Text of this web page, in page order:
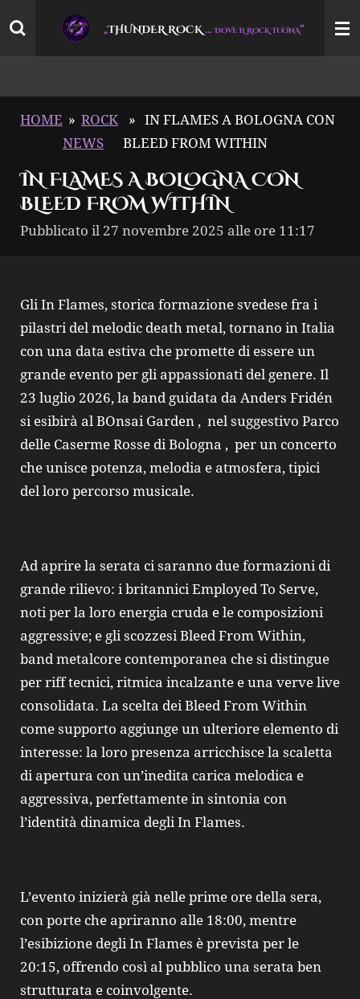
Vai
„THUNDER ROCK…DOVE IL ROCK TUONA“
HOME » ROCK
NEWS
» IN FLAMES A BOLOGNA CON
BLEED FROM WITHIN
IN FLAMES A BOLOGNA CON
BLEED FROM WITHIN
Pubblicato il 27 novembre 2025 alle ore 11:17
Gli In Flames, storica formazione svedese fra i
pilastri del melodic death metal, tornano in Italia
con una data estiva che promette di essere un
grande evento per gli appassionati del genere. Il
23 luglio 2026, la band guidata da Anders Fridén
si esibirà al BOnsai Garden , nel suggestivo Parco
delle Caserme Rosse di Bologna , per un concerto
che unisce potenza, melodia e atmosfera, tipici
del loro percorso musicale.
Ad aprire la serata ci saranno due formazioni di
grande rilievo: i britannici Employed To Serve,
noti per la loro energia cruda e le composizioni
aggressive; e gli scozzesi Bleed From Within,
band metalcore contemporanea che si distingue
per riff tecnici, ritmica incalzante e una verve live
consolidata. La scelta dei Bleed From Within
come supporto aggiunge un ulteriore elemento di
interesse: la loro presenza arricchisce la scaletta
di apertura con un’inedita carica melodica e
aggressiva, perfettamente in sintonia con
l’identità dinamica degli In Flames.
L’evento inizierà già nelle prime ore della sera,
con porte che apriranno alle 18:00, mentre
l’esibizione degli In Flames è prevista per le
20:15, offrendo così al pubblico una serata ben
strutturata e coinvolgente.